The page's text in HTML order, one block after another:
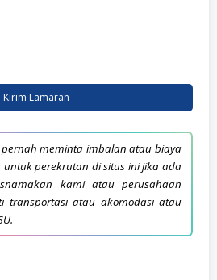
Kirim Lamaran
meminta imbalan atau biaya
perekrutan di situs ini jika ada
kami atau perusahaan
transportasi atau akomodasi atau